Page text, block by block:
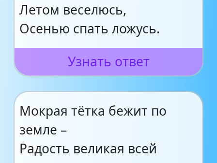
Летом веселюсь,
Осенью спать ложусь.
Узнать ответ
Мокрая тётка бежит по
земле –
Радость великая всей